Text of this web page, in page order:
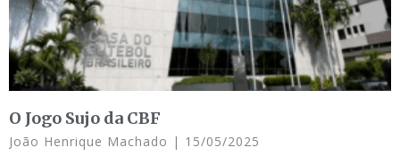
O Jogo Sujo da CBF
João Henrique Machado 15/05/2025